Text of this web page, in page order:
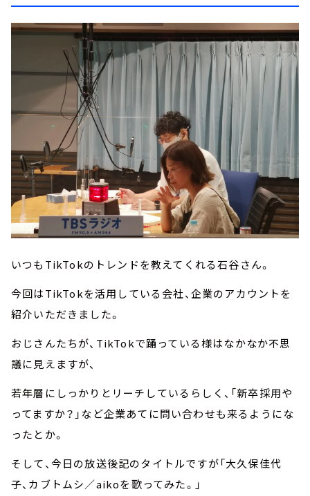
いつもTikTokのトレンドを教えてくれる石谷さん。
今回はTikTokを活用している会社、企業のアカウントを
紹介いただきました。
おじさんたちが、TikTokで踊っている様はなかなか不思
議に見えますが、
若年層にしっかりとリーチしているらしく、「新卒採用や
ってますか？」など企業あてに問い合わせも来るようにな
ったとか。
そして、今日の放送後記のタイトルですが「大久保佳代
子、カブトムシ／aikoを歌ってみた。」